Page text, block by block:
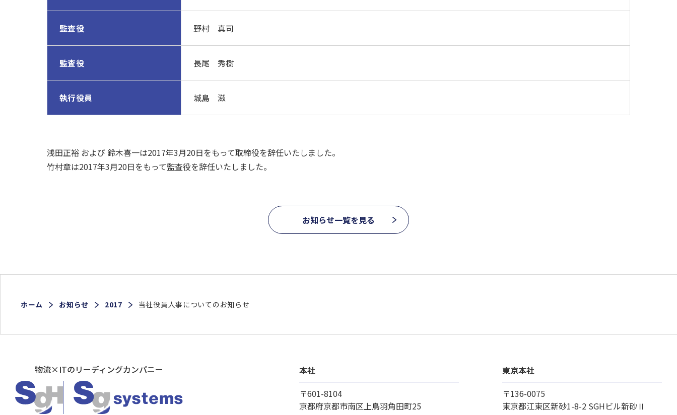
監査役 野村 真司
監査役 長尾 秀樹
執行役員 城島 滋
浅田正裕 および 鈴木喜一は2017年3月20日をもって取締役を辞任いたしました。
竹村章は2017年3月20日をもって監査役を辞任いたしました。
お知らせ一覧を見る
ホーム お知らせ 2017 当社役員人事についてのお知らせ
物流×ITのリーディングカンパニー
本社
〒601-8104
京都府京都市南区上鳥羽角田町25
東京本社
〒136-0075
東京都江東区新砂1-8-2 SGHビル新砂Ⅱ